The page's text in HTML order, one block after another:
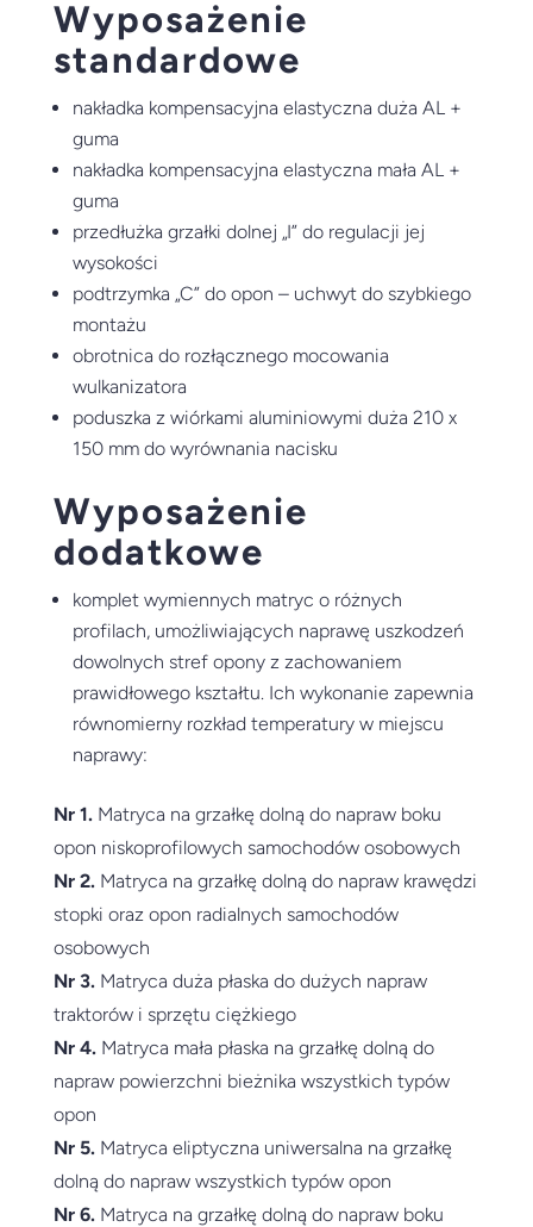
Wyposażenie
standardowe
nakładka kompensacyjna elastyczna duża AL +
guma
nakładka kompensacyjna elastyczna mała AL +
guma
przedłużka grzałki dolnej „I” do regulacji jej
wysokości
podtrzymka „C” do opon – uchwyt do szybkiego
montażu
obrotnica do rozłącznego mocowania
wulkanizatora
poduszka z wiórkami aluminiowymi duża 210 x
150 mm do wyrównania nacisku
Wyposażenie
dodatkowe
komplet wymiennych matryc o różnych
profilach, umożliwiających naprawę uszkodzeń
dowolnych stref opony z zachowaniem
prawidłowego kształtu. Ich wykonanie zapewnia
równomierny rozkład temperatury w miejscu
naprawy:
Nr 1.Matryca na grzałkę dolną do napraw boku
opon niskoprofilowych samochodów osobowych
Nr 2.Matryca na grzałkę dolną do napraw krawędzi
stopki oraz opon radialnych samochodów
osobowych
Nr 3.Matryca duża płaska do dużych napraw
traktorów i sprzętu ciężkiego
Nr 4.Matryca mała płaska na grzałkę dolną do
napraw powierzchni bieżnika wszystkich typów
opon
Nr 5.Matryca eliptyczna uniwersalna na grzałkę
dolną do napraw wszystkich typów opon
Nr 6.Matryca na grzałkę dolną do napraw boku